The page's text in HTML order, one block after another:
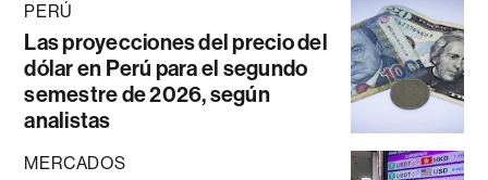
PERÚ
Las proyecciones del precio del
dólar en Perú para el segundo
semestre de 2026, según
analistas
MERCADOS